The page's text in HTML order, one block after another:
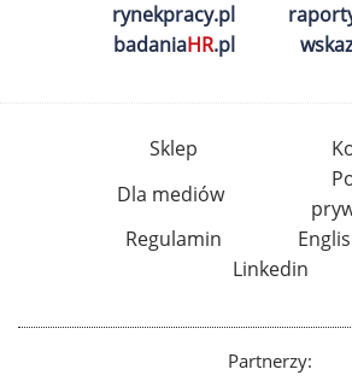
rynekpracy.pl
badaniaHR.pl
Sklep
Dla mediów
Regulamin
Linkedin
Partnerzy: